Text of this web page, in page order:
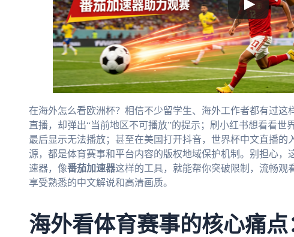
在海外怎么看欧洲杯？相信不少留学生、海外工作者都有过
直播，却弹出“当前地区不可播放”的提示；刷小红书想看看世
最后显示无法播放；甚至在美国打开抖音，世界杯中文直播的
源，都是体育赛事和平台内容的版权地域保护机制。别担心，
速器，像番茄加速器这样的工具，就能帮你突破限制，流畅观
享受熟悉的中文解说和高清画质。
海外看体育赛事的核心痛